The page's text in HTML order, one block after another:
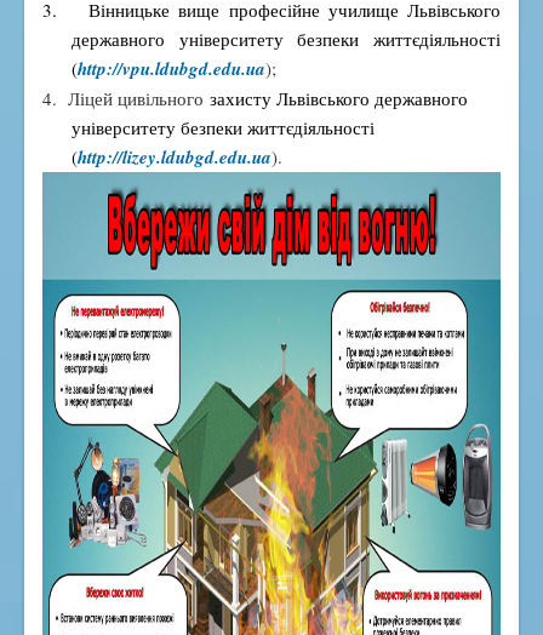
3.
Вінницьке вище професійне училище Львівського
державного університету безпеки життєдіяльності
(http://vpu.ldubgd.edu.ua);
4. Ліцей цивільного захисту Львівського державного
університету безпеки життєдіяльності
(http://lizey.ldubgd.edu.ua).